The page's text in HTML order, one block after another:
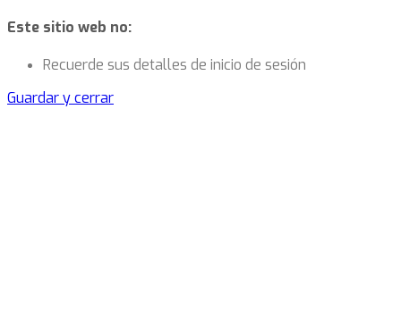
Este sitio web no:
Recuerde sus detalles de inicio de sesión
Guardar y cerrar